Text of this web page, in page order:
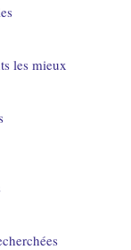
les mieux